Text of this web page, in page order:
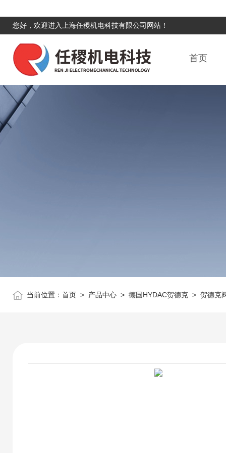
您好，欢迎进入上海任稷机电科技有限公司网站！
首页
当前位置： 首页 > 产品中心 > 德国HYDAC贺德克 > 贺德克